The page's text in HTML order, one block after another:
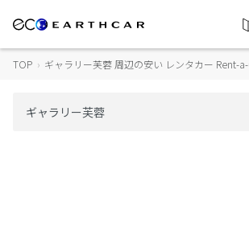
TOP › ギャラリー芙蓉 周辺の安い レンタカー Rent-